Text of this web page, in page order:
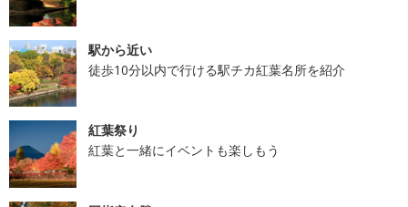
駅から近い
徒歩10分以内で行ける駅チカ紅葉名所を紹介
紅葉祭り
紅葉と一緒にイベントも楽しもう